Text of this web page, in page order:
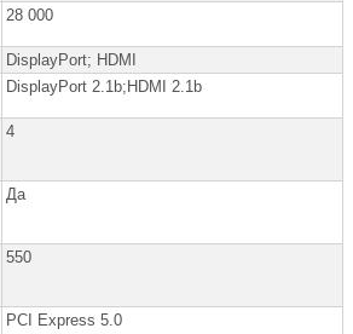
28 000
DisplayPort; HDMI
DisplayPort 2.1b;HDMI 2.1b
4
Да
550
PCI Express 5.0